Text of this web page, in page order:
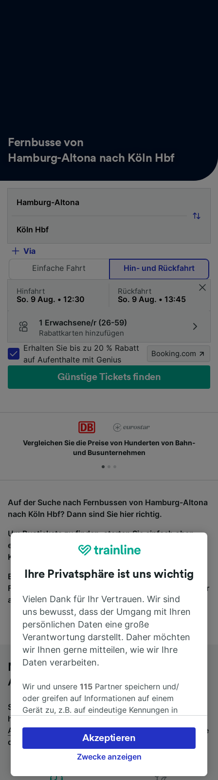
Fernbusse von
Hamburg-Altona nach Köln Hbf
Via
Einfache Fahrt
Hin- und Rückfahrt
Hinfahrt Rückfahrt
1 Erwachsene/r (26-59)
Rabattkarten hinzufügen
Erhalten Sie bis zu 20 % Rabatt
auf Aufenthalte mit Genius
Booking.com
Günstige Tickets finden
Vergleichen Sie die Preise von Hunderten von Bahn-
und Busunternehmen
Auf der Suche nach Fernbussen von Hamburg-Altona
nach Köln Hbf? Dann sind Sie hier richtig.
Um Bustickets zu finden, starten Sie einfach oben
eine Suche und wir vergleichen Fahrtzeiten und
Kosten für Bahn- und Busreisen miteinander.
Egal, wohin die Reise geht – starten Sie mit uns.
Finden Sie hier Fahrkarten für Verbindungen von mehr
als 170 Bahn- und Busunternehmen.
Mit dem Fernbus von Hamburg-
Altona nach Köln Hbf
Suchen Sie nach einem Rückfahrtticket? Dann bitte
hier entlang:Fernbusse von Köln Hbf nach Hamburg-
Altona.Wenn Sie lieber mit dem Zug fahren, prüfen Sie
die
Züge von Hamburg-Altona bis Köln Hbf
Ihre Privatsphäre ist uns wichtig
Vielen Dank für Ihr Vertrauen. Wir sind
uns bewusst, dass der Umgang mit Ihren
persönlichen Daten eine große
Verantwortung darstellt. Daher möchten
wir Ihnen gerne mitteilen, wie wir Ihre
Daten verarbeiten.
Wir und unsere115 Partner speichern und/
oder greifen auf Informationen auf einem
Gerät zu, z.B. auf eindeutige Kennungen in
verarbeiten. Sie können Ihre Präferenzen
akzeptieren oder verwalten, einschließlich
Ihres Widerspruchsrechts bei berechtigtem
Zwecke anzeigen
Akzeptieren